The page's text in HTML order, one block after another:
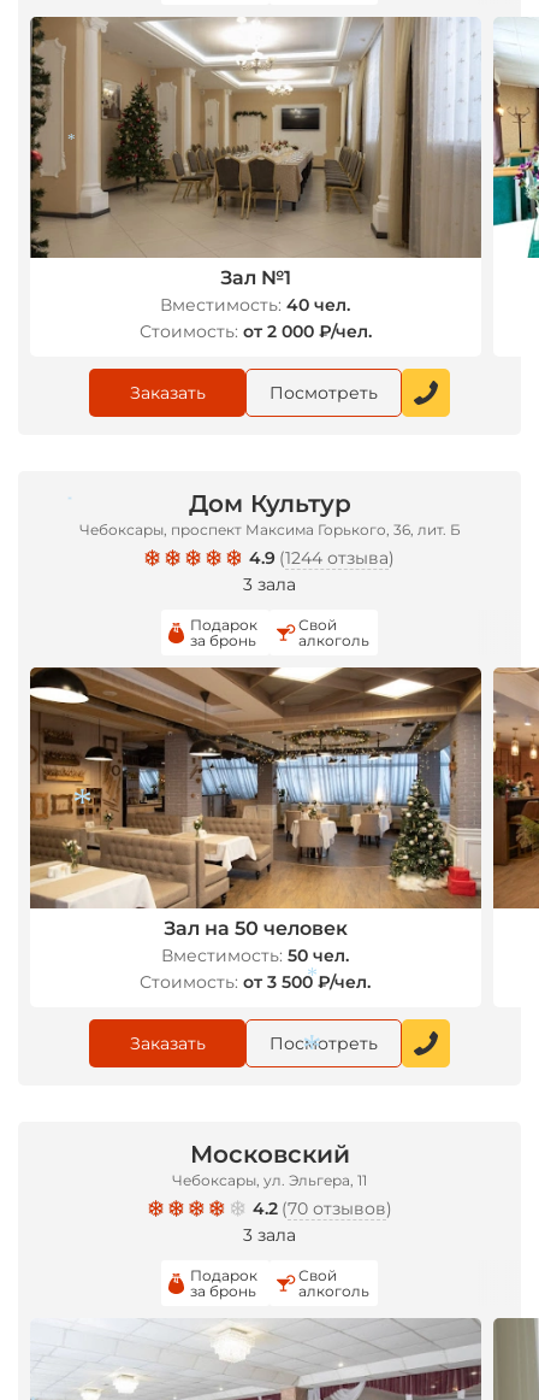
Зал №1
Вместимость: 40 чел.
Стоимость: от 2 000 ₽/чел.
Заказать Посмотреть
Дом Культур
Чебоксары, проспект Максима Горького, 36, лит. Б
4.9 (1244 отзыва)
3 зала
Подарок
за бронь
Свой
алкоголь
Зал на 50 человек
Вместимость: 50 чел.
Стоимость: от 3 500 ₽/чел.
Заказать Посмотреть
Московский
Чебоксары, ул. Эльгера, 11
4.2 (70 отзывов)
3 зала
Подарок
за бронь
Свой
алкоголь
*
*
*